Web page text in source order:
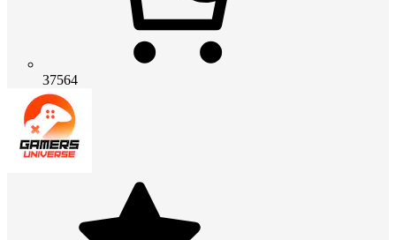
37564